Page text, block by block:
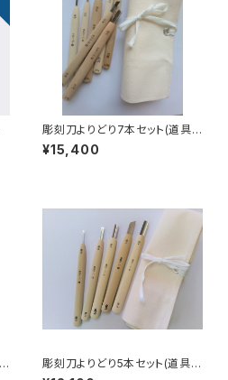
彫刻刀よりどり7本セット(道具
袋付)
¥15,400
彫刻刀よりどり5本セット(道具袋
付)